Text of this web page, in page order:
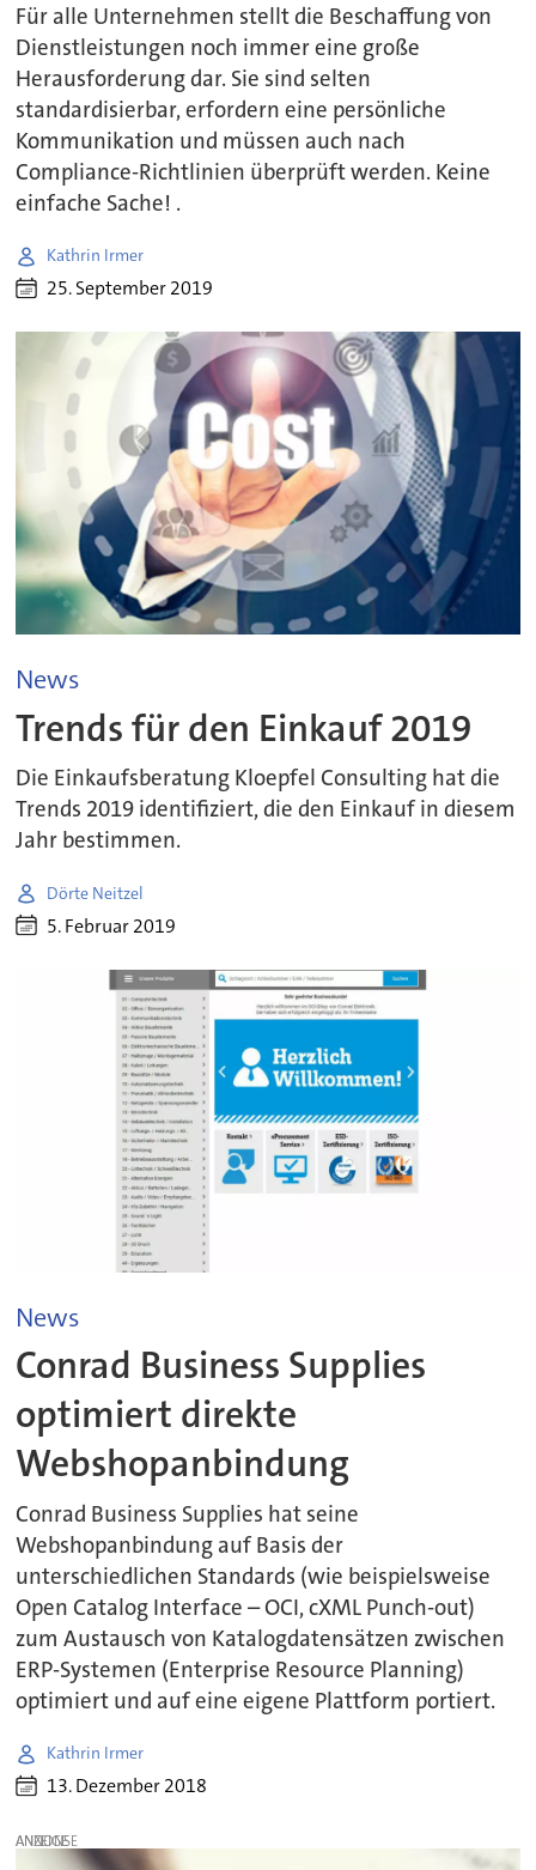
Für alle Unternehmen stellt die Beschaffung von
Dienstleistungen noch immer eine große
Herausforderung dar. Sie sind selten
standardisierbar, erfordern eine persönliche
Kommunikation und müssen auch nach
Compliance-Richtlinien überprüft werden. Keine
einfache Sache! .
Kathrin Irmer
25. September 2019
News
Trends für den Einkauf 2019
Die Einkaufsberatung Kloepfel Consulting hat die
Trends 2019 identifiziert, die den Einkauf in diesem
Jahr bestimmen.
Dörte Neitzel
5. Februar 2019
News
Conrad Business Supplies
optimiert direkte
Webshopanbindung
Conrad Business Supplies hat seine
Webshopanbindung auf Basis der
unterschiedlichen Standards (wie beispielsweise
Open Catalog Interface – OCI, cXML Punch-out)
zum Austausch von Katalogdatensätzen zwischen
ERP-Systemen (Enterprise Resource Planning)
optimiert und auf eine eigene Plattform portiert.
Kathrin Irmer
13. Dezember 2018
ANZEIGE